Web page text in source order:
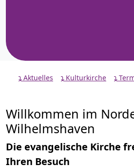
Aktuelles Kulturkirche
Willkommen im
Wilhelmshaven
Die evangelische Kirche
Ihren Besuch